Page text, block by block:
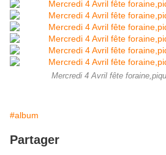
Mercredi 4 Avril fête
#album
Partager